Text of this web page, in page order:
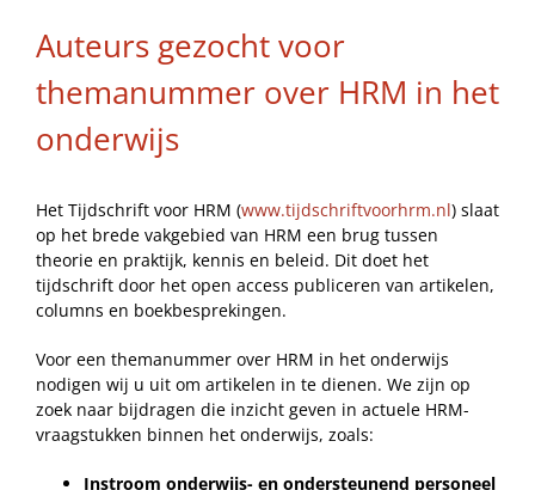
Auteurs gezocht voor
themanummer over HRM in het
onderwijs
Het Tijdschrift voor HRM (www.tijdschriftvoorhrm.nl) slaat
op het brede vakgebied van HRM een brug tussen
theorie en praktijk, kennis en beleid. Dit doet het
tijdschrift door het open access publiceren van artikelen,
columns en boekbesprekingen.
Voor een themanummer over HRM in het onderwijs
nodigen wij u uit om artikelen in te dienen. We zijn op
zoek naar bijdragen die inzicht geven in actuele HRM-
vraagstukken binnen het onderwijs, zoals:
Instroom onderwijs- en ondersteunend personeel